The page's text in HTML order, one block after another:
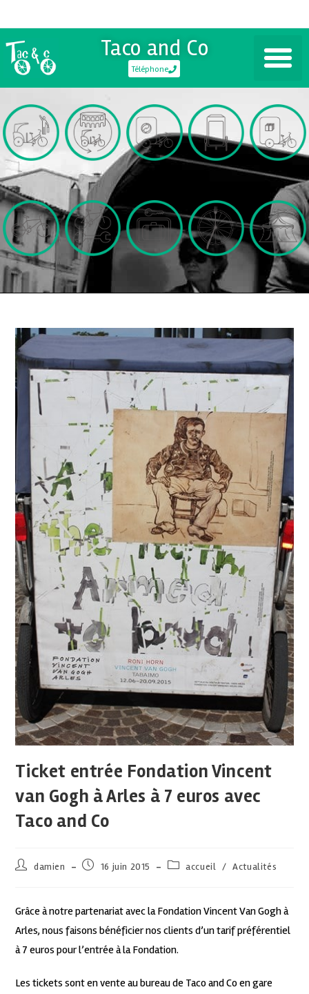
Taco and Co
Téléphone
Ticket entrée Fondation Vincent
van Gogh à Arles à 7 euros avec
Taco and Co
damien 16 juin 2015 accueil / Actualités
Grâce à notre partenariat avec la Fondation Vincent Van Gogh à
Arles, nous faisons bénéficier nos clients d’un tarif préférentiel
à 7 euros pour l’entrée à la Fondation.
Les tickets sont en vente au bureau de Taco and Co en gare